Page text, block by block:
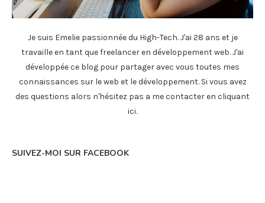
Je suis Emelie passionnée du High-Tech. J'ai 28 ans et je
travaille en tant que freelancer en développement web. J'ai
développée ce blog pour partager avec vous toutes mes
connaissances sur le web et le développement. Si vous avez
des questions alors n'hésitez pas a me contacter en cliquant
ici.
SUIVEZ-MOI SUR FACEBOOK